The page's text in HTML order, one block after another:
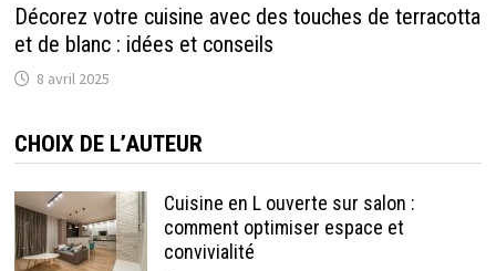
Décorez votre cuisine avec des touches de terracotta
et de blanc : idées et conseils
8 avril 2025
CHOIX DE L’AUTEUR
Cuisine en L ouverte sur salon :
comment optimiser espace et
convivialité